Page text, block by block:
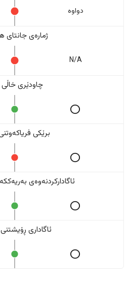
دواوە
ژمارەی جانتای
N/A
چاودێری خاڵی
برێکی
ئاگادارکردنەوەی
ئاگاداری